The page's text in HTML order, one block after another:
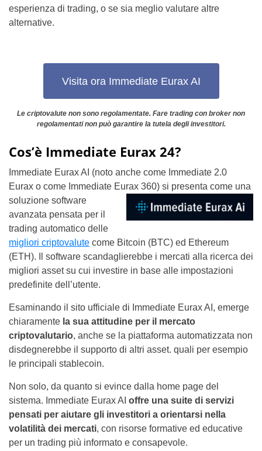
esperienza di trading, o se sia meglio valutare altre
alternative.
Visita ora Immediate Eurax AI
Le criptovalute non sono regolamentate. Fare trading con broker non
regolamentati non può garantire la tutela degli investitori.
Cos’è Immediate Eurax 24?
Immediate Eurax AI (noto anche come Immediate 2.0
Eurax o come Immediate Eurax 360) si presenta come una
soluzione software
avanzata pensata per il
trading automatico delle
migliori criptovalute come Bitcoin (BTC) ed Ethereum
(ETH). Il software scandaglierebbe i mercati alla ricerca dei
migliori asset su cui investire in base alle impostazioni
predefinite dell’utente.
Esaminando il sito ufficiale di Immediate Eurax AI, emerge
chiaramente la sua attitudine per il mercato
criptovalutario, anche se la piattaforma automatizzata non
disdegnerebbe il supporto di altri asset. quali per esempio
le principali stablecoin.
Non solo, da quanto si evince dalla home page del
sistema. Immediate Eurax AI offre una suite di servizi
pensati per aiutare gli investitori a orientarsi nella
volatilità dei mercati, con risorse formative ed educative
per un trading più informato e consapevole.